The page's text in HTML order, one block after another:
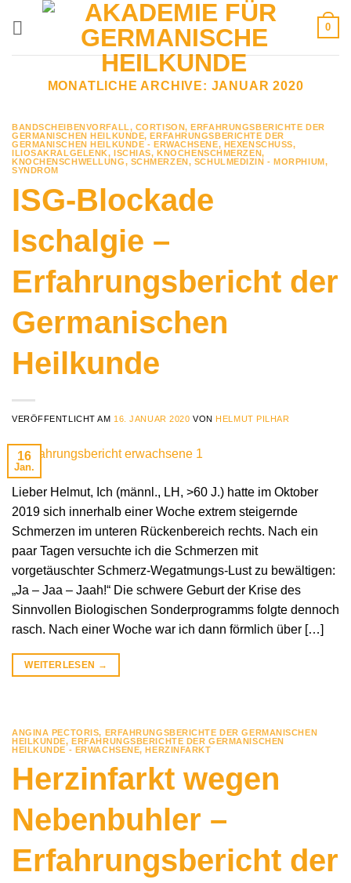
0
MONATLICHE ARCHIVE: JANUAR 2020
BANDSCHEIBENVORFALL, CORTISON,ERFAHRUNGSBERICHTE DER
GERMANISCHEN HEILKUNDE,ERFAHRUNGSBERICHTE DER
GERMANISCHEN HEILKUNDE - ERWACHSENE, HEXENSCHUSS,
ILIOSAKRALGELENK,ISCHIAS,KNOCHENSCHMERZEN,
KNOCHENSCHWELLUNG, SCHMERZEN, SCHULMEDIZIN - MORPHIUM,
SYNDROM
ISG-Blockade
Ischalgie –
Erfahrungsbericht der
Germanischen
Heilkunde
VERÖFFENTLICHT AM 16. JANUAR 2020 VON HELMUT PILHAR
16
Jan.
Lieber Helmut, Ich (männl., LH, >60 J.) hatte im Oktober
2019 sich innerhalb einer Woche extrem steigernde
Schmerzen im unteren Rückenbereich rechts. Nach ein
paar Tagen versuchte ich die Schmerzen mit
vorgetäuschter Schmerz-Wegatmungs-Lust zu bewältigen:
„Ja – Jaa – Jaah!“ Die schwere Geburt der Krise des
Sinnvollen Biologischen Sonderprogramms folgte dennoch
rasch. Nach einer Woche war ich dann förmlich über […]
WEITERLESEN →
ANGINA PECTORIS, ERFAHRUNGSBERICHTE DER GERMANISCHEN
HEILKUNDE,ERFAHRUNGSBERICHTE DER GERMANISCHEN
HEILKUNDE - ERWACHSENE,HERZINFARKT
Herzinfarkt wegen
Nebenbuhler –
Erfahrungsbericht der